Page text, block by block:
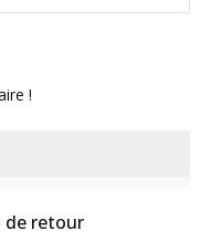
!
de retour